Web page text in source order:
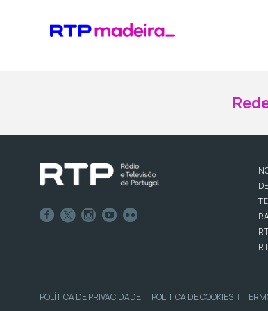
POLÍTICA DE PRIVACIDADE | POLÍTICA DE COOKIES |